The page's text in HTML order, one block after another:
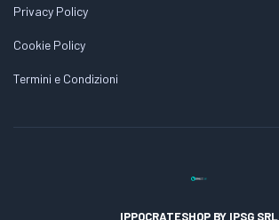
Privacy Policy
Cookie Policy
Termini e Condizioni
IPPOCRATESHOP BY IPSG SRL